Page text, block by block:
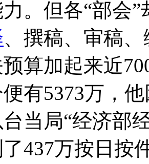
。但各“部会
、撰稿、审稿
算加起来近
有5373万，
当局“经济部
437万按日按